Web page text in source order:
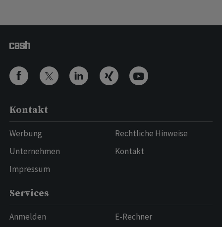
Kontakt
Werbung
Unternehmen
Impressum
Rechtliche Hinweise
Kontakt
Services
Anmelden
E-Rechner